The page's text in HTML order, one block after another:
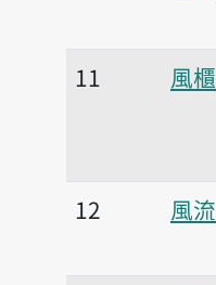
11
風櫃
12
風流